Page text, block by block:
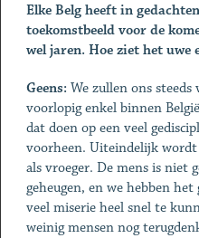
Elke Belg heeft in
toekomstbeeld voor de
wel jaren. Hoe ziet het uwe
Geens: We zullen ons
voorlopig enkel binnen
dat doen op een veel
voorheen. Uiteindelijk wordt
als vroeger. De mens is niet
geheugen, en we hebben
veel miserie heel snel te
weinig mensen nog